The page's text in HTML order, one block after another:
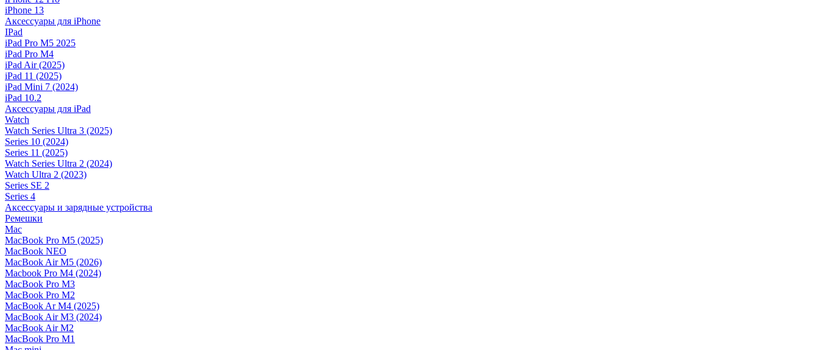
iPhone 13
Аксессуары для iPhone
IPad
iPad Pro M5 2025
iPad Pro M4
iPad Air (2025)
iPad 11 (2025)
iPad Mini 7 (2024)
iPad 10.2
Аксессуары для iPad
Watch
Watch Series Ultra 3 (2025)
Series 10 (2024)
Series 11 (2025)
Watch Series Ultra 2 (2024)
Watch Ultra 2 (2023)
Series SE 2
Series 4
Аксессуары и зарядные устройства
Ремешки
Mac
MacBook Pro M5 (2025)
MacBook NEO
MacBook Air M5 (2026)
Macbook Pro M4 (2024)
MacBook Pro M3
MacBook Pro M2
MacBook Ar M4 (2025)
MacBook Air M3 (2024)
MacBook Air M2
MacBook Pro M1